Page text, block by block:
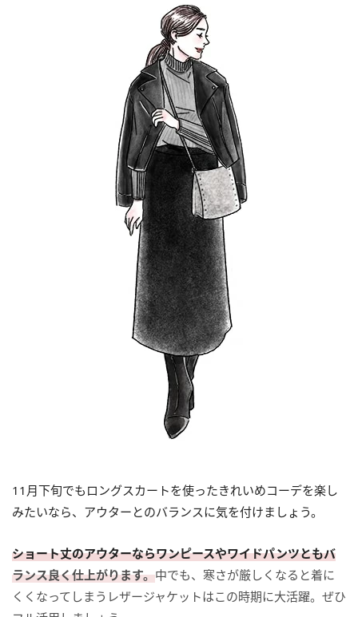
11月下旬でもロングスカートを使ったきれいめコーデを楽し
みたいなら、アウターとのバランスに気を付けましょう。
ショート丈のアウターならワンピースやワイドパンツともバ
ランス良く仕上がります。中でも、寒さが厳しくなると着に
くくなってしまうレザージャケットはこの時期に大活躍。ぜひ